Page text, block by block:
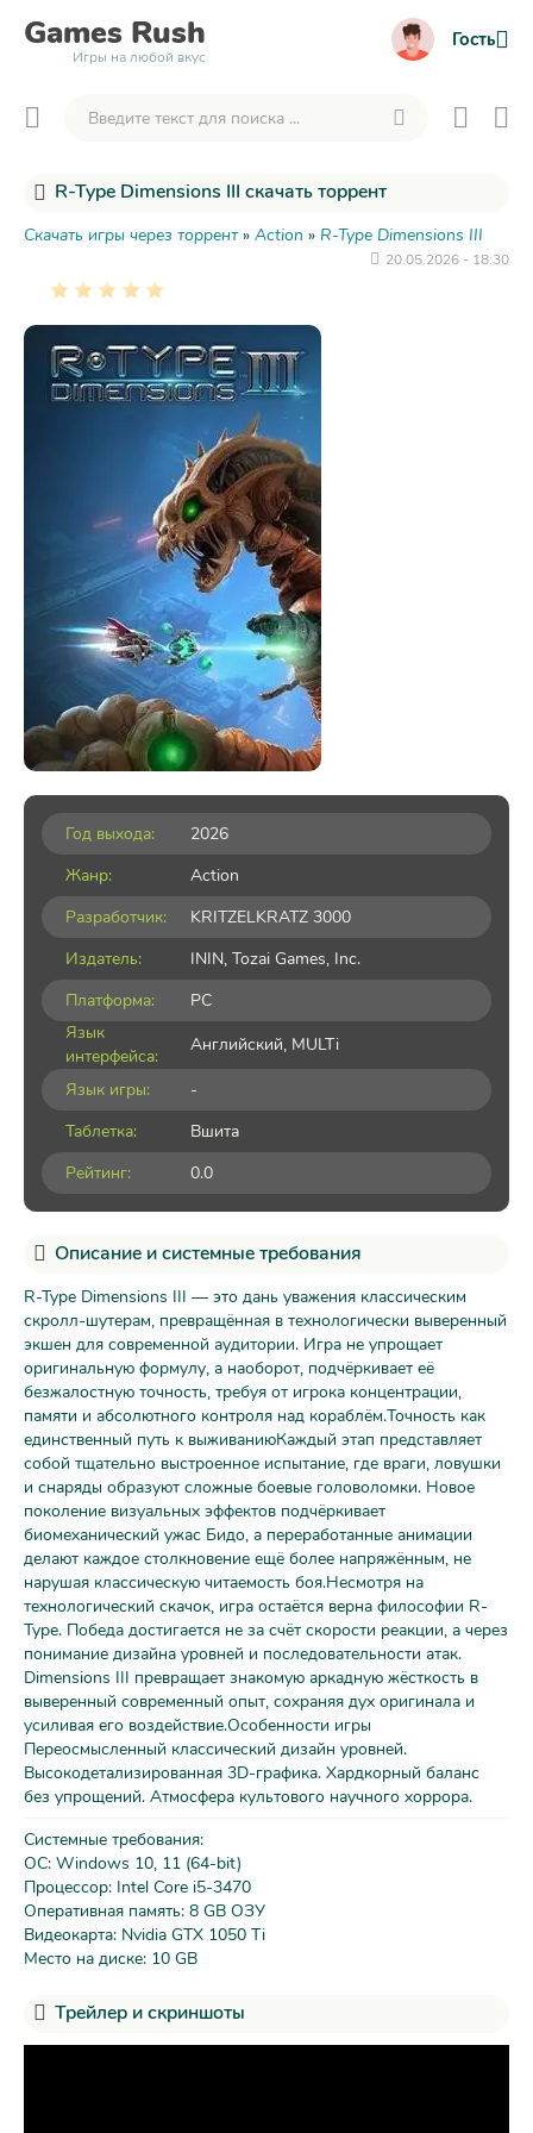
Games Rush
Игры на любой вкус
Гость
R-Type Dimensions III скачать торрент
Скачать игры через торрент» Action » R-Type Dimensions III
20.05.2026 - 18:30
Год выхода:
2026
Жанр:
Action
Разработчик:
KRITZELKRATZ 3000
Издатель:
ININ, Tozai Games, Inc.
Платформа:
PC
Язык
интерфейса:
Английский, MULTi
Язык игры:
-
Таблетка:
Вшита
Рейтинг:
0.0
Описание и системные требования
R-Type Dimensions III — это дань уважения классическим
скролл-шутерам, превращённая в технологически выверенный
экшен для современной аудитории. Игра не упрощает
оригинальную формулу, а наоборот, подчёркивает её
безжалостную точность, требуя от игрока концентрации,
памяти и абсолютного контроля над кораблём.Точность как
единственный путь к выживаниюКаждый этап представляет
собой тщательно выстроенное испытание, где враги, ловушки
и снаряды образуют сложные боевые головоломки. Новое
поколение визуальных эффектов подчёркивает
биомеханический ужас Бидо, а переработанные анимации
делают каждое столкновение ещё более напряжённым, не
нарушая классическую читаемость боя.Несмотря на
технологический скачок, игра остаётся верна философии R-
Type. Победа достигается не за счёт скорости реакции, а через
понимание дизайна уровней и последовательности атак.
Dimensions III превращает знакомую аркадную жёсткость в
выверенный современный опыт, сохраняя дух оригинала и
усиливая его воздействие.Особенности игры
Переосмысленный классический дизайн уровней.
Высокодетализированная 3D-графика. Хардкорный баланс
без упрощений. Атмосфера культового научного хоррора.
Системные требования:
ОС: Windows 10, 11 (64-bit)
Процессор: Intel Core i5-3470
Оперативная память: 8 GB ОЗУ
Видеокарта: Nvidia GTX 1050 Ti
Место на диске: 10 GB
Трейлер и скриншоты